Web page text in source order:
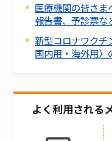
医療機関の皆さま
報告書、予診票な
新型コロナワクチ
国内用・海外用）
よく利用される